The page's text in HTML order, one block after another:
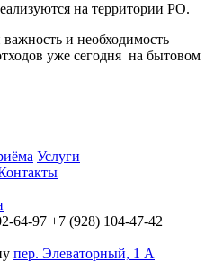
на территории РО.
и необходимость
уже сегодня на бытовом
Услуги
64-97 +7 (928) 104-47-42
пер. Элеваторный, 1 А